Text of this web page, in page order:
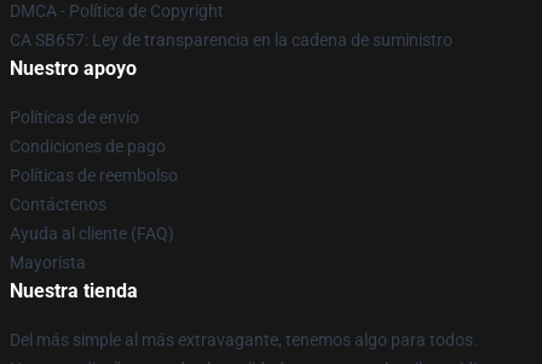
DMCA - Política de Copyright
CA SB657: Ley de transparencia en la cadena de suministro
Nuestro apoyo
Políticas de envío
Condiciones de pago
Políticas de reembolso
Contáctenos
Ayuda al cliente (FAQ)
Mayorista
Nuestra tienda
Del más simple al más extravagante, tenemos algo para todos.